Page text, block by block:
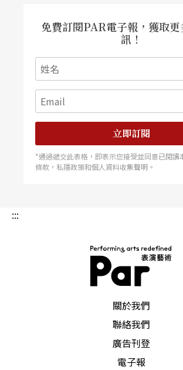
免費訂閱PAR電子報，獲取
訊！
立即訂閱
*通過遞交此表格，即表示您接受並同意已閱讀
條款，私隱政策和個人資料收集聲明。
:::
關於我們
聯絡我們
廣告刊登
電子報